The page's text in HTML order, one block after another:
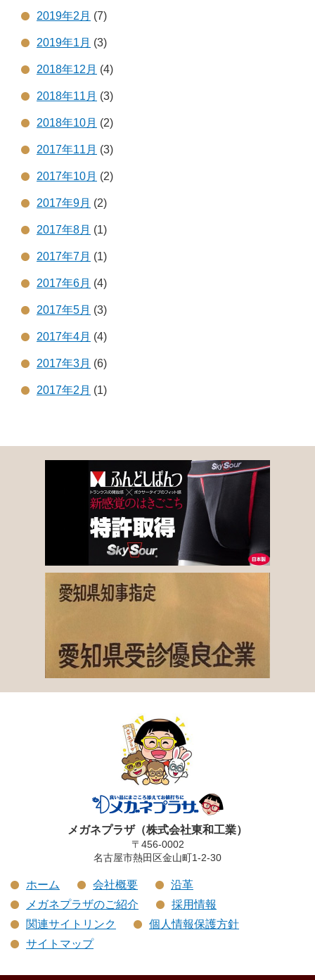
2019年2月 (7)
2019年1月 (3)
2018年12月 (4)
2018年11月 (3)
2018年10月 (2)
2017年11月 (3)
2017年10月 (2)
2017年9月 (2)
2017年8月 (1)
2017年7月 (1)
2017年6月 (4)
2017年5月 (3)
2017年4月 (4)
2017年3月 (6)
2017年2月 (1)
メガネプラザ（株式会社東和工業）
〒456-0002
名古屋市熱田区金山町1-2-30
ホーム 会社概要
沿革
メガネプラザのご紹介
採用情報
関連サイトリンク
個人情報保護方針
サイトマップ